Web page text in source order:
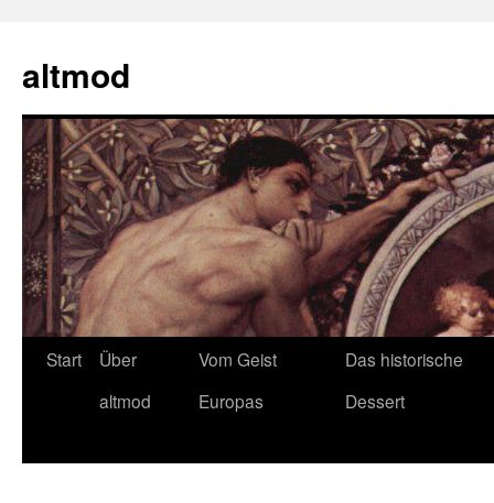
springen
altmod
Start
Über
altmod
Vom Geist
Europas
Das historische
Dessert